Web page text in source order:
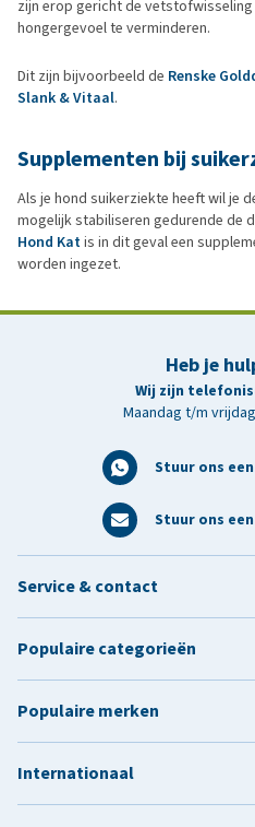
zijn erop gericht de
hongergevoel te verminderen.
Dit zijn bijvoorbeeld de Renske
Slank & Vitaal.
Supplementen bij
Als je hond suikerziekte heeft wil je
mogelijk stabiliseren gedurende de
Hond Katis in dit geval een
worden ingezet.
Heb je
Wij zijn
Maandag t/m
Stuur ons
Stuur ons
Service & contact
Populaire categorieën
Populaire merken
Internationaal